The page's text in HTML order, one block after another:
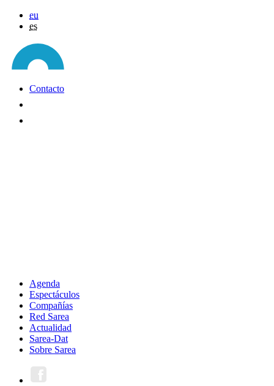
eu
es
Contacto
Agenda
Espectáculos
Compañías
Red Sarea
Actualidad
Sarea-Dat
Sobre Sarea